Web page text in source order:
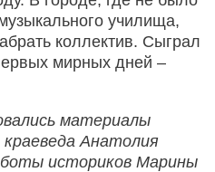
училища,
коллектив. Сыграл
мирных дней –
материалы
Анатолия
историков Марины